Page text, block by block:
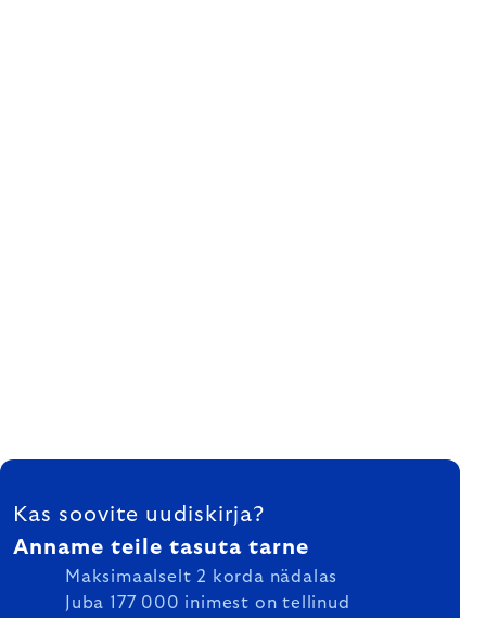
FOOTER
Kas soovite uudiskirja?
Anname teile tasuta tarne
Maksimaalselt 2 korda nädalas
Juba 177 000 inimest on tellinud